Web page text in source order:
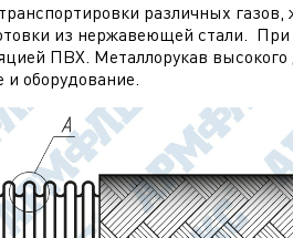
различных газов,
из нержавеющей стали. При
ПВХ. Металлорукав высокого
и оборудование.